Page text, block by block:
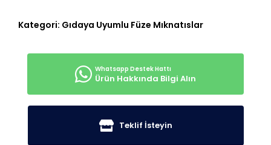
Kategori: Gıdaya Uyumlu Füze Mıknatıslar
Ürün Hakkında Bilgi Alın
Teklif İsteyin